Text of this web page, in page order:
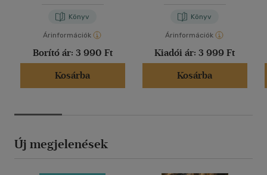
Könyv
Árinformációk
Borító ár: 3 990 Ft
Kosárba
Könyv
Árinformációk
Kiadói ár: 3 999 Ft
Kosárba
Új megjelenések